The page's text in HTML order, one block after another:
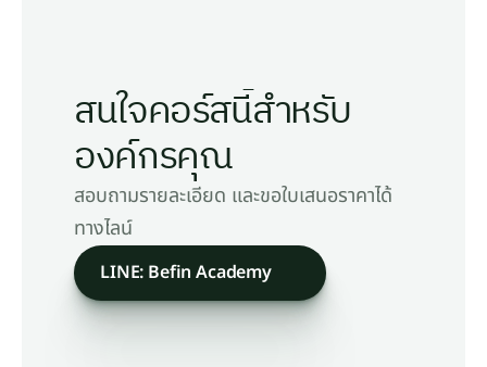
สนใจคอร์สนี้สำหรับ
องค์กรคุณ
สอบถามรายละเอียด และขอใบเสนอราคาได้
ทางไลน์
LINE: Befin Academy